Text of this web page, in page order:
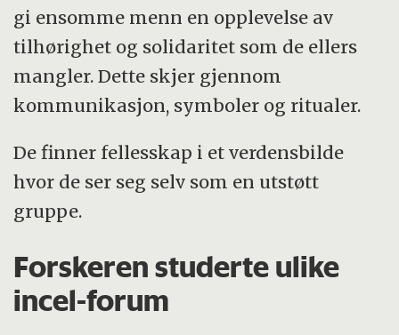
gi ensomme menn en opplevelse av
tilhørighet og solidaritet som de ellers
mangler. Dette skjer gjennom
kommunikasjon, symboler og ritualer.
De finner fellesskap i et verdensbilde
hvor de ser seg selv som en utstøtt
gruppe.
Forskeren studerte ulike
incel-forum